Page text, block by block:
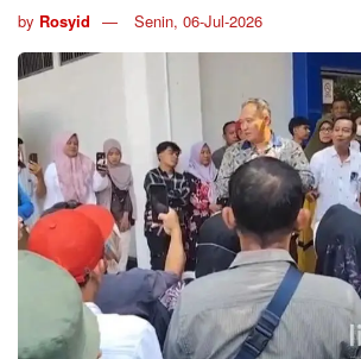
by Rosyid Senin, 06-Jul-2026